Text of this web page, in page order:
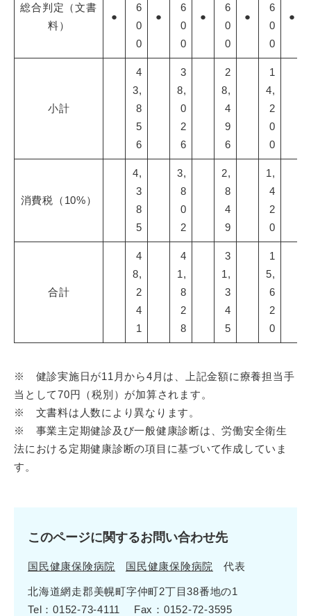
総合判定（文書
料）
●
6
0
0
●
6
0
0
●
6
0
0
●
6
0
0
●
小計
4
3,
8
5
6
3
8,
0
2
6
2
8,
4
9
6
1
4,
2
0
0
消費税（10%）
4,
3
8
5
3,
8
0
2
2,
8
4
9
1,
4
2
0
合計
4
8,
2
4
1
4
1,
8
2
8
3
1,
3
4
5
1
5,
6
2
0
※ 健診実施日が11月から4月は、上記金額に療養担当手
当として70円（税別）が加算されます。
※ 文書料は人数により異なります。
※ 事業主定期健診及び一般健康診断は、労働安全衛生
法における定期健康診断の項目に基づいて作成していま
す。
このページに関するお問い合わせ先
国民健康保険病院 国民健康保険病院 代表
北海道網走郡美幌町字仲町2丁目38番地の1
Tel：0152-73-4111
Fax：0152-72-3595